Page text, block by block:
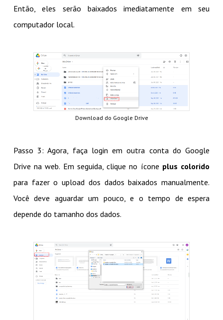
Então, eles serão baixados imediatamente em seu
computador local.
Download do Google Drive
Passo 3: Agora, faça login em outra conta do Google
Drive na web. Em seguida, clique no ícone plus colorido
para fazer o upload dos dados baixados manualmente.
Você deve aguardar um pouco, e o tempo de espera
depende do tamanho dos dados.